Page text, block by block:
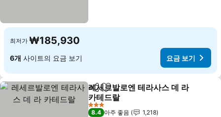
최저가 ₩185,930
6개 사이트의 요금 보기 요금 보기
공유 즐겨찾기에 추가
레세르발로엔 테라사스 데 라
카테드랄
3 성급
8.4 아주 좋음
1,218